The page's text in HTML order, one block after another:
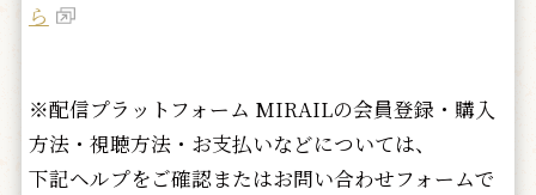
ら
※配信プラットフォーム MIRAILの会員登録・購入
方法・視聴方法・お支払いなどについては、
下記ヘルプをご確認またはお問い合わせフォームで